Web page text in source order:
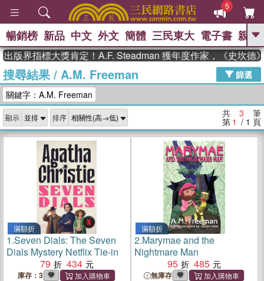
5
GO
熱搜： 高希均教授回憶錄
、 The Odyssey 、 父親節 、 如果歷
獎 臺灣漫遊錄 、 方念華 、 台灣的李
登輝時代
數學女孩：黎曼猜想 、
偉大的迷走神經
暢銷榜 新品 中文 外文 簡體 三民東大 電子書 親子
版界指標大獎肯定！A.F. Steadman 獲年度作家，《史坎德
搜尋結果/ A.M. Freeman
篩選
關鍵字：A.M. Freeman
顯示 排序 共 3 筆
第 1 / 1 頁
滿額折
1.Seven Dials: The Seven
Dials Mystery Netflix Tie-in
79
434
庫存：3
滿額折
2.Marymae and the
Nightmare Man
95
485
無庫存